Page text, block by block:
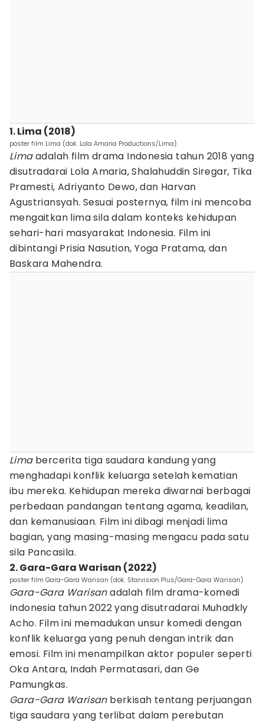
1. Lima (2018)
poster film Lima (dok. Lola Amaria Productions/Lima)
Limaadalah film drama Indonesia tahun 2018 yang
disutradarai Lola Amaria, Shalahuddin Siregar, Tika
Pramesti, Adriyanto Dewo, dan Harvan
Agustriansyah. Sesuai posternya, film ini mencoba
mengaitkan lima sila dalam konteks kehidupan
sehari-hari masyarakat Indonesia. Film ini
dibintangi Prisia Nasution, Yoga Pratama, dan
Baskara Mahendra.
Limabercerita tiga saudara kandung yang
menghadapi konflik keluarga setelah kematian
ibu mereka. Kehidupan mereka diwarnai berbagai
perbedaan pandangan tentang agama, keadilan,
dan kemanusiaan. Film ini dibagi menjadi lima
bagian, yang masing-masing mengacu pada satu
sila Pancasila.
2. Gara-Gara Warisan (2022)
poster film Gara-Gara Warisan (dok. Starvision Plus/Gara-Gara Warisan)
Gara-Gara Warisanadalah film drama-komedi
Indonesia tahun 2022 yang disutradarai Muhadkly
Acho. Film ini memadukan unsur komedi dengan
konflik keluarga yang penuh dengan intrik dan
emosi. Film ini menampilkan aktor populer seperti
Oka Antara, Indah Permatasari, dan Ge
Pamungkas.
Gara-Gara Warisanberkisah tentang perjuangan
tiga saudara yang terlibat dalam perebutan